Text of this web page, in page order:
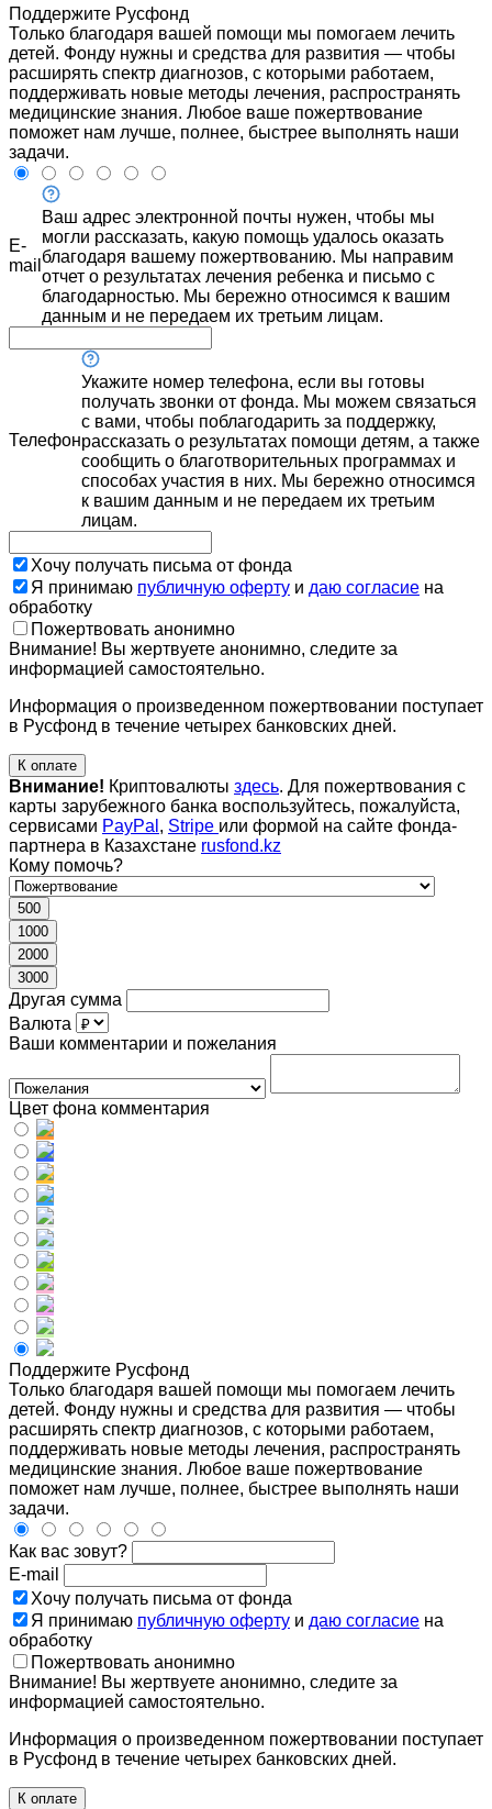
Поддержите Русфонд
Только благодаря вашей помощи мы помогаем лечить
детей. Фонду нужны и средства для развития — чтобы
расширять спектр диагнозов, с которыми работаем,
поддерживать новые методы лечения, распространять
медицинские знания. Любое ваше пожертвование
поможет нам лучше, полнее, быстрее выполнять наши
задачи.
E-
mail
Ваш адрес электронной почты нужен, чтобы мы
могли рассказать, какую помощь удалось оказать
благодаря вашему пожертвованию. Мы направим
отчет о результатах лечения ребенка и письмо с
благодарностью. Мы бережно относимся к вашим
данным и не передаем их третьим лицам.
Телефон
Укажите номер телефона, если вы готовы
получать звонки от фонда. Мы можем связаться
с вами, чтобы поблагодарить за поддержку,
рассказать о результатах помощи детям, а также
сообщить о благотворительных программах и
способах участия в них. Мы бережно относимся
к вашим данным и не передаем их третьим
лицам.
Хочу получать письма от фонда
Я принимаю публичную оферту и даю согласие на
обработку
Пожертвовать анонимно
Внимание! Вы жертвуете анонимно, следите за
информацией самостоятельно.
Информация о произведенном пожертвовании поступает
в Русфонд в течение четырех банковских дней.
К оплате
Внимание! Криптовалюты здесь. Для пожертвования с
карты зарубежного банка воспользуйтесь, пожалуйста,
сервисами PayPal , Stripe или формой на сайте фонда-
партнера в Казахстане rusfond.kz
Кому помочь?
500
1000
2000
3000
Другая сумма
Валюта
Ваши комментарии и пожелания
Цвет фона комментария
Поддержите Русфонд
Только благодаря вашей помощи мы помогаем лечить
детей. Фонду нужны и средства для развития — чтобы
расширять спектр диагнозов, с которыми работаем,
поддерживать новые методы лечения, распространять
медицинские знания. Любое ваше пожертвование
поможет нам лучше, полнее, быстрее выполнять наши
задачи.
Как вас зовут?
E-mail
Хочу получать письма от фонда
Я принимаю публичную оферту и даю согласие на
обработку
Пожертвовать анонимно
Внимание! Вы жертвуете анонимно, следите за
информацией самостоятельно.
Информация о произведенном пожертвовании поступает
в Русфонд в течение четырех банковских дней.
К оплате